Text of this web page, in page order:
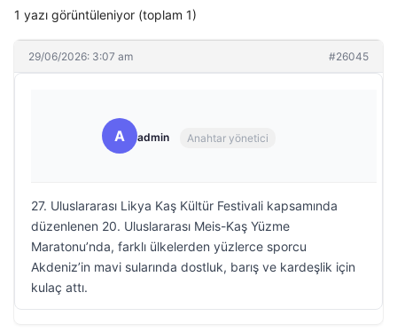
1 yazı görüntüleniyor (toplam 1)
29/06/2026: 3:07 am #26045
A admin Anahtar yönetici
27. Uluslararası Likya Kaş Kültür Festivali kapsamında
düzenlenen 20. Uluslararası Meis-Kaş Yüzme
Maratonu’nda, farklı ülkelerden yüzlerce sporcu
Akdeniz’in mavi sularında dostluk, barış ve kardeşlik için
kulaç attı.